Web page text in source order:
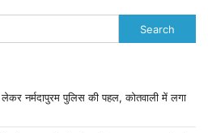
Search
लेकर नर्मदापुरम पुलिस की पहल, कोतवाली में लगा